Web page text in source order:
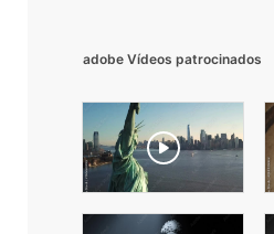
adobe Vídeos patrocinados